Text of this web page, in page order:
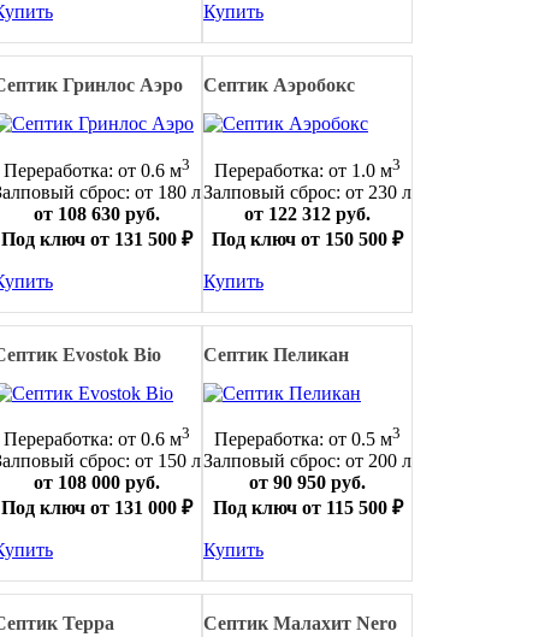
Купить
Гринлос Аэро
Переработка: от 0.6 м3
сброс: от 180 л
от 108 630 руб.
Под ключ от 131 500 ₽
Септик Аэробокс
Переработка: от 1.0 м3
Залповый сброс: от 230 л
от 122 312 руб.
Под ключ от 150 500 ₽
Купить
Evostok Bio
Переработка: от 0.6 м3
сброс: от 150 л
от 108 000 руб.
Под ключ от 131 000 ₽
Септик Пеликан
Переработка: от 0.5 м3
Залповый сброс: от 200 л
от 90 950 руб.
Под ключ от 115 500 ₽
Купить
Терра Септик Малахит Nero